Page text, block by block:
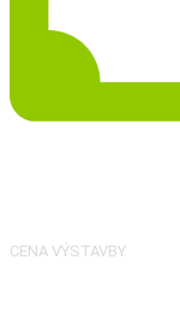
CENA VÝSTAVBY